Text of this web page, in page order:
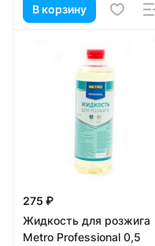
В корзину
275 ₽
Жидкость для розжига
Metro Professional 0,5